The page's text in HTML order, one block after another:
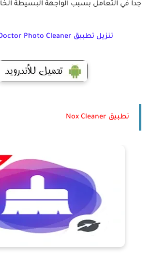
جداً في التعامل بسبب الواجهة البسيطة
تنزيل تطبيق Gallery Doctor Photo Cleaner
تطبيق Nox Cleaner